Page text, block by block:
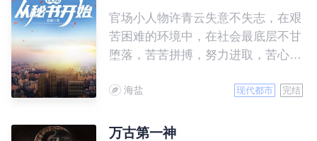
一路狂飙，从偏远乡镇一直到封疆大
吏。
官场小人物许青云失意不失志，在艰
苦困难的环境中，在社会最底层不甘
堕落，苦苦拼搏，努力进取，苦心
上新的工作岗位，从此平步青云……
海盐 现代都市 完结
万古第一神